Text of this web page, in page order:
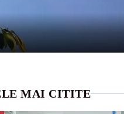
MAI CITITE